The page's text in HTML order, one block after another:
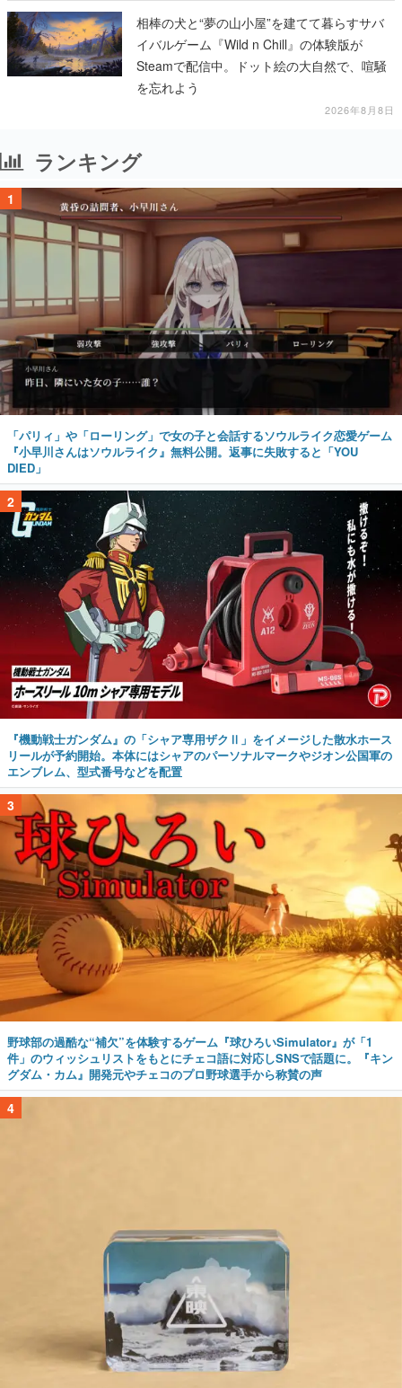
相棒の犬と“夢の山小屋”を建てて暮らすサバ
イバルゲーム『Wild n Chill』の体験版が
Steamで配信中。ドット絵の大自然で、喧騒
を忘れよう
2026年8月8日
ランキング
1
「パリィ」や「ローリング」で女の子と会話するソウルライク恋愛ゲーム
『小早川さんはソウルライク』無料公開。返事に失敗すると「YOU
DIED」
2
『機動戦士ガンダム』の「シャア専用ザクⅡ」をイメージした散水ホース
リールが予約開始。本体にはシャアのパーソナルマークやジオン公国軍の
エンブレム、型式番号などを配置
3
野球部の過酷な“補欠”を体験するゲーム『球ひろいSimulator』が「1
件」のウィッシュリストをもとにチェコ語に対応しSNSで話題に。『キン
グダム・カム』開発元やチェコのプロ野球選手から称賛の声
4